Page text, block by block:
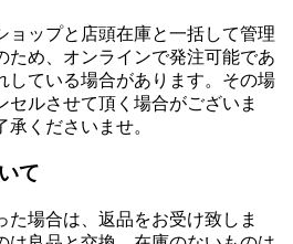
ョップと店頭在庫と一括して管理
ため、オンラインで発注可能であ
している場合があります。その場
セルさせて頂く場合がございま
くださいませ。
て
た場合は、返品をお受け致しま